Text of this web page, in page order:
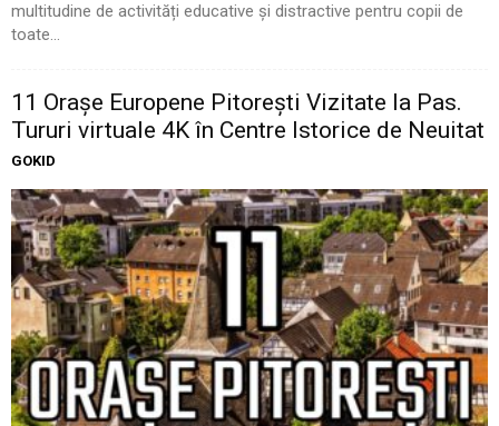
multitudine de activități educative și distractive pentru copii de
toate...
11 Oraşe Europene Pitoreşti Vizitate la Pas.
Tururi virtuale 4K în Centre Istorice de Neuitat
GOKID